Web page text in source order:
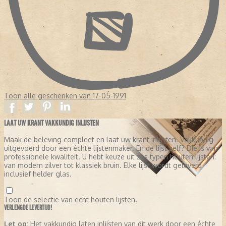
Toon alle geschenken van 17-05-1991
LAAT UW KRANT VAKKUNDIG INLIJSTEN
Maak de beleving compleet en laat uw krant inlijsten. Vakkundig
uitgevoerd door een échte lijstenmaker. En de lijst zelf? Die is van
professionele kwaliteit. U hebt keuze uit zes typen houten lijsten:
van modern zilver tot klassiek bruin. Elke lijst wordt geleverd
inclusief helder glas.
Toon de selectie van echt houten lijsten.
VERLENGDE LEVERTIJD!
Let op: Het vakkundig laten inlijsten van dit werk door een échte